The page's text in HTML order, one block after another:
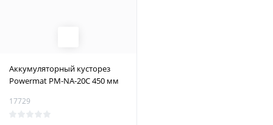
Аккумуляторный кусторез
Powermat PM-NA-20C 450 мм
17729